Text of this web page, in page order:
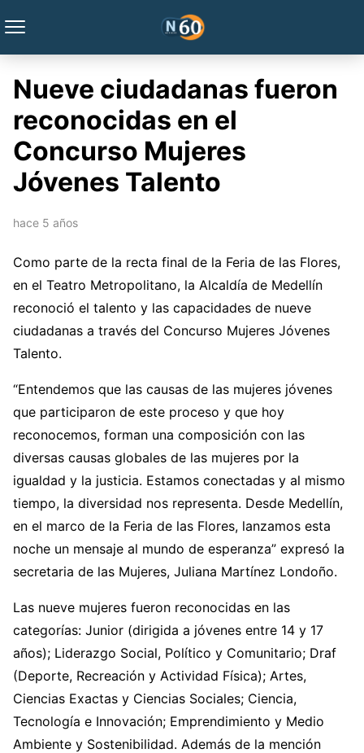
Nueve ciudadanas fueron
reconocidas en el
Concurso Mujeres
Jóvenes Talento
hace 5 años
Como parte de la recta final de la Feria de las Flores,
en el Teatro Metropolitano, la Alcaldía de Medellín
reconoció el talento y las capacidades de nueve
ciudadanas a través del Concurso Mujeres Jóvenes
Talento.
​​“Entendemos que las causas de las mujeres jóvenes
que participaron de este proceso y que hoy
reconocemos, forman una composición con las
diversas causas globales de las mujeres por la
igualdad y la justicia. Estamos conectadas y al mismo
tiempo, la diversidad nos representa. Desde Medellín,
en el marco de la Feria de las Flores, lanzamos esta
noche un mensaje al mundo de esperanza” expresó la
secretaria de las Mujeres, Juliana Martínez Londoño.
Las nueve mujeres fueron reconocidas en las
categorías: Junior (dirigida a jóvenes entre 14 y 17
años); Liderazgo Social, Político y Comunitario; Draf
(Deporte, Recreación y Actividad Física); Artes,
Ciencias Exactas y Ciencias Sociales; Ciencia,
Tecnología e Innovación; Emprendimiento y Medio
Ambiente y Sostenibilidad. Además de la mención